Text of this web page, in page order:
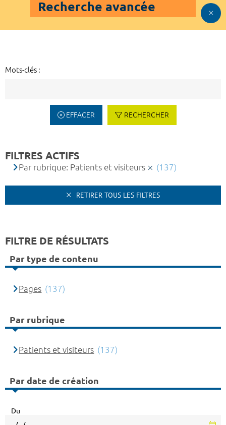
Recherche avancée
Mots-clés :
EFFACER RECHERCHER
FILTRES ACTIFS
Par rubrique: Patients et visiteurs (137)
RETIRER TOUS LES FILTRES
FILTRE DE RÉSULTATS
Par type de contenu
Pages (137)
Par rubrique
Patients et visiteurs (137)
Par date de création
Du